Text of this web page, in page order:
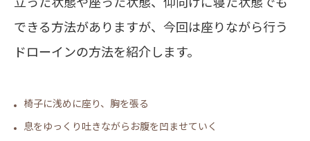
できる方法がありますが、今回は座りながら行う
ドローインの方法を紹介します。
椅子に浅めに座り、胸を張る
息をゆっくり吐きながらお腹を凹ませていく